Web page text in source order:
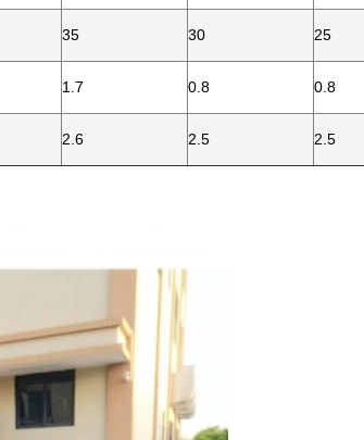
35 30 25
1.7 0.8 0.8
2.6 2.5 2.5